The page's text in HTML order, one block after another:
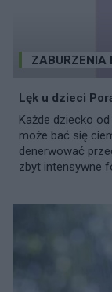
ZABURZENIA
Lęk u dzieci
Każde dziecko
może bać się
denerwować
zbyt intensywne